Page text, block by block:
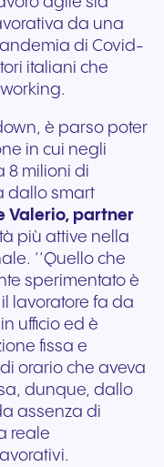
da una
di Covid-
italiani che
è parso poter
in cui negli
8 milioni di
dallo smart
Valerio, partner
più attive nella
‘‘Quello che
sperimentato è
il lavoratore fa da
ufficio ed è
fissa e
orario che aveva
dunque, dallo
assenza di
reale